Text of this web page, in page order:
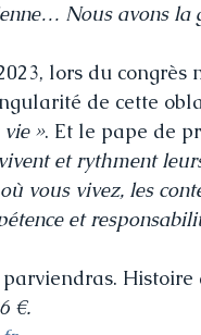
Nous avons la
lors du
de cette
». Et le pape de
et rythment
vous vivez, les
et
Histoire
€.